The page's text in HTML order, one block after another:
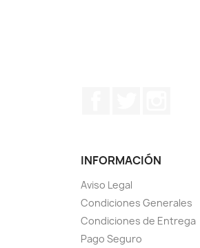
INFORMACIÓN
Aviso Legal
Condiciones Generales
Condiciones de Entrega
Pago Seguro